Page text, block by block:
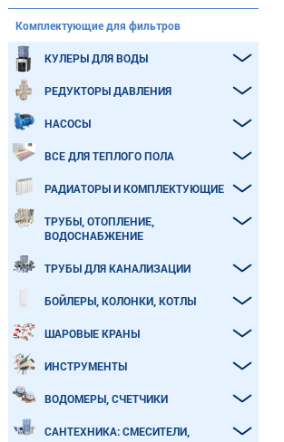
Комплектующие для фильтров
КУЛЕРЫ ДЛЯ ВОДЫ
РЕДУКТОРЫ ДАВЛЕНИЯ
НАСОСЫ
ВСЕ ДЛЯ ТЕПЛОГО ПОЛА
РАДИАТОРЫ И КОМПЛЕКТУЮЩИЕ
ТРУБЫ, ОТОПЛЕНИЕ,
ВОДОСНАБЖЕНИЕ
ТРУБЫ ДЛЯ КАНАЛИЗАЦИИ
БОЙЛЕРЫ, КОЛОНКИ, КОТЛЫ
ШАРОВЫЕ КРАНЫ
ИНСТРУМЕНТЫ
ВОДОМЕРЫ, СЧЕТЧИКИ
САНТЕХНИКА: СМЕСИТЕЛИ,